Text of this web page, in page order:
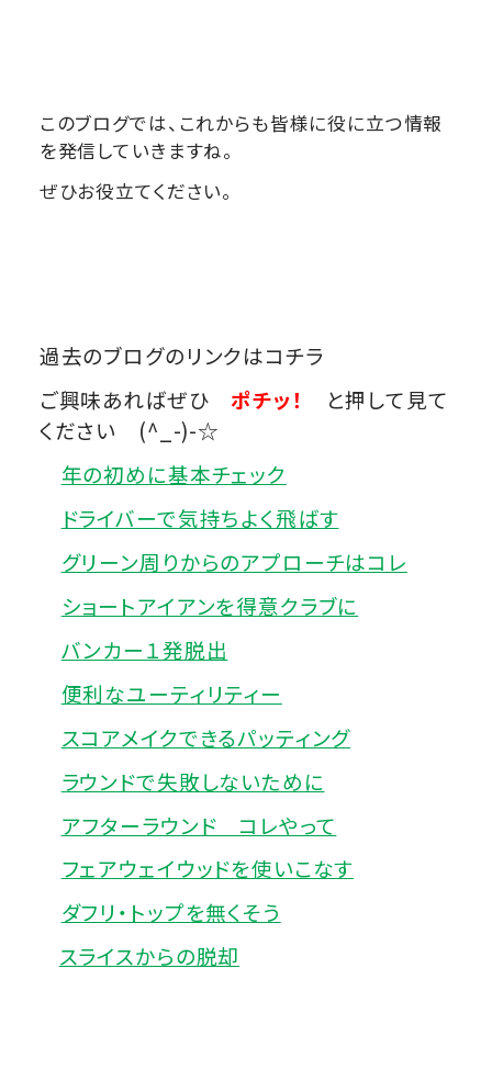
このブログでは、これからも皆様に役に立つ情報
を発信していきますね。
ぜひお役立てください。
過去のブログのリンクはコチラ
ご興味あればぜひポチッ！
と押して見て
ください (^_-)-☆
年の初めに基本チェック
ドライバーで気持ちよく飛ばす
グリーン周りからのアプローチはコレ
ショートアイアンを得意クラブに
バンカー１発脱出
便利なユーティリティー
スコアメイクできるパッティング
ラウンドで失敗しないために
アフターラウンド コレやって
フェアウェイウッドを使いこなす
ダフリ・トップを無くそう
スライスからの脱却